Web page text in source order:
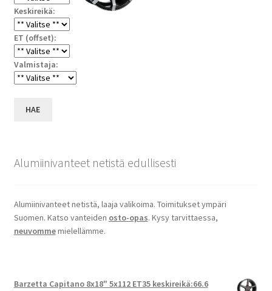
Keskireikä:
ET (offset):
Valmistaja:
HAE
Alumiinivanteet netistä edullisesti
Alumiinivanteet netistä, laaja valikoima. Toimitukset ympäri
Suomen. Katso vanteiden osto-opas. Kysy tarvittaessa,
neuvommemielellämme.
Barzetta Capitano 8x18" 5x112 ET35 keskireikä:66.6